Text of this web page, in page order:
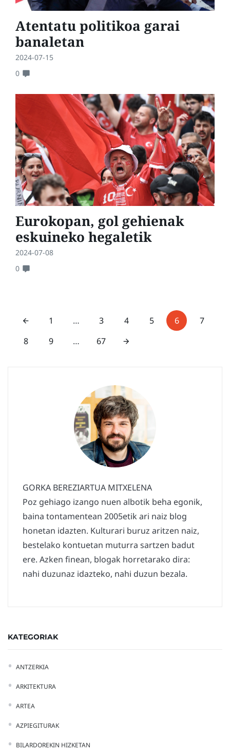
Atentatu politikoa garai
banaletan
2024-07-15
0
Eurokopan, gol gehienak
eskuineko hegaletik
2024-07-08
0
1 … 3 4 5 6
7
8
9 … 67
GORKA BEREZIARTUA MITXELENA
Poz gehiago izango nuen albotik beha egonik,
baina tontamentean 2005etik ari naiz blog
honetan idazten. Kulturari buruz aritzen naiz,
bestelako kontuetan muturra sartzen badut
ere. Azken finean, blogak horretarako dira:
nahi duzunaz idazteko, nahi duzun bezala.
KATEGORIAK
ANTZERKIA
ARKITEKTURA
ARTEA
AZPIEGITURAK
BILARDOREKIN HIZKETAN